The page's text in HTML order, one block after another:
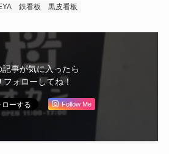
鉄看板 黒皮看板
記事が気に入ったら
フォローしてね！
Follow Me